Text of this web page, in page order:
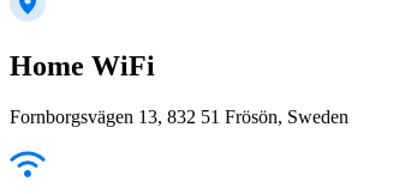
Home WiFi
Fornborgsvägen 13, 832 51 Frösön, Sweden